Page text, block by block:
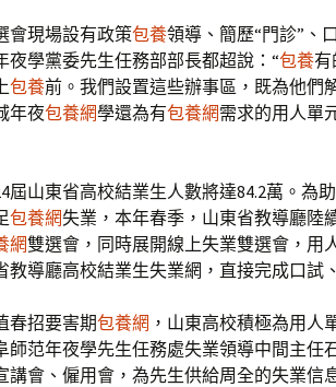
會現場設有政策包養領導、簡歷“門診”、
夜學黨委先生任務部部長都超說：“包養
包養前。我們設置這些辦事區，既為他們
年夜包養網學還為有包養網需求的用人單
屆山東省高校結業生人數將達84.2萬。為
包養網失業，本年春季，山東省教導廳陸
網雙選會，同時展開線上失業雙選會，用
教導廳高校結業生失業網，直接完成口試
春招要害期包養網 ，山東高校積極為用人
師范年夜學先生任務處失業領導中間主任
講會、僱用會，為先生供給周全的失業信